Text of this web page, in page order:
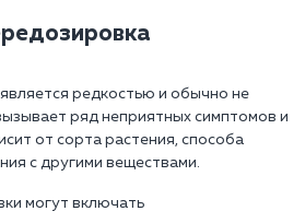
редкостью и обычно не
ряд неприятных симптомов и
от сорта растения, способа
с другими веществами.
могут включать